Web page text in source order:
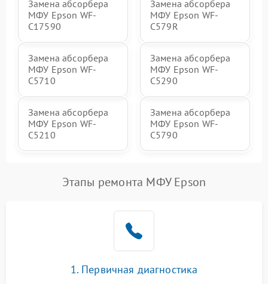
Замена абсорбера
МФУ Epson WF-
C17590
Замена абсорбера
МФУ Epson WF-
C579R
Замена абсорбера
МФУ Epson WF-
C5710
Замена абсорбера
МФУ Epson WF-
C5290
Замена абсорбера
МФУ Epson WF-
C5210
Замена абсорбера
МФУ Epson WF-
C5790
Этапы ремонта МФУ Epson
1. Первичная диагностика